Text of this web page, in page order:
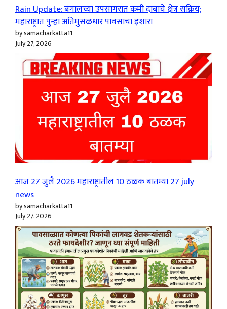
Rain Update: बंगालच्या उपसागरात कमी दाबाचे क्षेत्र सक्रिय;
महाराष्ट्रात पुन्हा अतिमुसळधार पावसाचा इशारा
by samacharkatta11
July 27, 2026
आज 27 जुलै 2026 महाराष्ट्रातील 10 ठळक बातम्या 27 july
news
by samacharkatta11
July 27, 2026